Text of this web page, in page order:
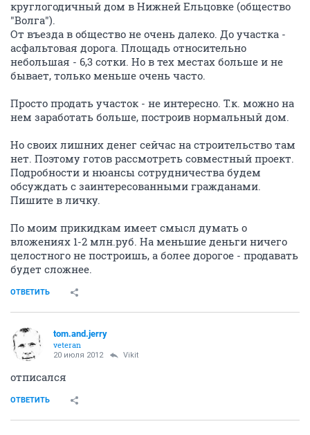
круглогодичный дом в Нижней Ельцовке (общество
"Волга").
От въезда в общество не очень далеко. До участка -
асфальтовая дорога. Площадь относительно
небольшая - 6,3 сотки. Но в тех местах больше и не
бывает, только меньше очень часто.
Просто продать участок - не интересно. Т.к. можно на
нем заработать больше, построив нормальный дом.
Но своих лишних денег сейчас на строительство там
нет. Поэтому готов рассмотреть совместный проект.
Подробности и нюансы сотрудничества будем
обсуждать с заинтересованными гражданами.
Пишите в личку.
По моим прикидкам имеет смысл думать о
вложениях 1-2 млн.руб. На меньшие деньги ничего
целостного не построишь, а более дорогое - продавать
будет сложнее.
ОТВЕТИТЬ
tom.and.jerry
veteran
20 июля 2012 Vikit
отписался
ОТВЕТИТЬ